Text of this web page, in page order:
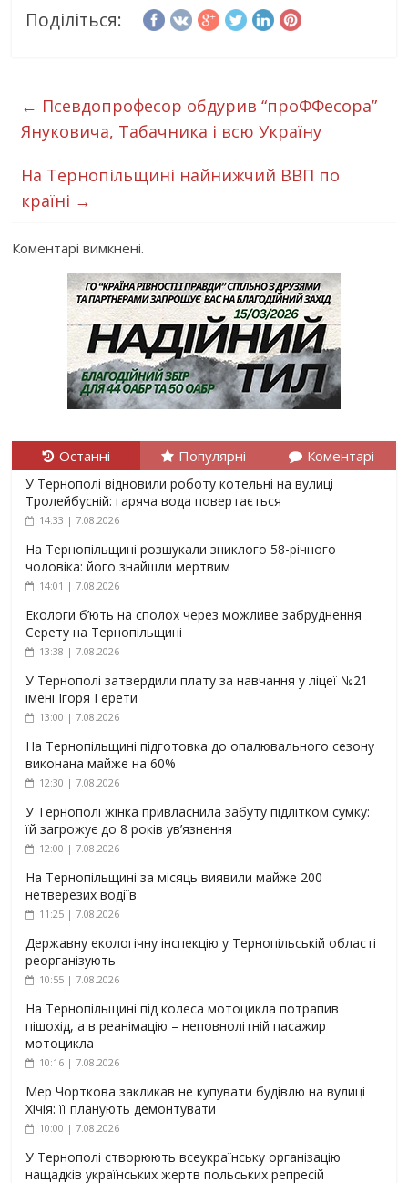
Поділіться:
← Псевдопрофесор обдурив “проФФесора”
Януковича, Табачника i всю Україну
На Тернопільщині найнижчий ВВП по
країні →
Коментарі вимкнені.
Останні Популярні Коментарі
У Тернополі відновили роботу котельні на вулиці
Тролейбусній: гаряча вода повертається
14:33 | 7.08.2026
На Тернопільщині розшукали зниклого 58-річного
чоловіка: його знайшли мертвим
14:01 | 7.08.2026
Екологи б’ють на сполох через можливе забруднення
Серету на Тернопільщині
13:38 | 7.08.2026
У Тернополі затвердили плату за навчання у ліцеї №21
імені Ігоря Герети
13:00 | 7.08.2026
На Тернопільщині підготовка до опалювального сезону
виконана майже на 60%
12:30 | 7.08.2026
У Тернополі жінка привласнила забуту підлітком сумку:
їй загрожує до 8 років ув’язнення
12:00 | 7.08.2026
На Тернопільщині за місяць виявили майже 200
нетверезих водіїв
11:25 | 7.08.2026
Державну екологічну інспекцію у Тернопільській області
реорганізують
10:55 | 7.08.2026
На Тернопільщині під колеса мотоцикла потрапив
пішохід, а в реанімацію – неповнолітній пасажир
мотоцикла
10:16 | 7.08.2026
Мер Чорткова закликав не купувати будівлю на вулиці
Хічія: її планують демонтувати
10:00 | 7.08.2026
У Тернополі створюють всеукраїнську організацію
нащадків українських жертв польських репресій